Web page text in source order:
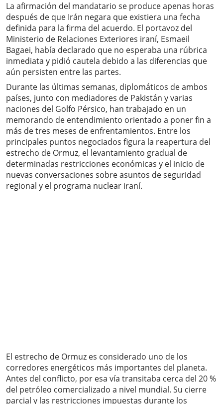
La afirmación del mandatario se produce apenas horas
después de que Irán negara que existiera una fecha
definida para la firma del acuerdo. El portavoz del
Ministerio de Relaciones Exteriores iraní, Esmaeil
Bagaei, había declarado que no esperaba una rúbrica
inmediata y pidió cautela debido a las diferencias que
aún persisten entre las partes.
Durante las últimas semanas, diplomáticos de ambos
países, junto con mediadores de Pakistán y varias
naciones del Golfo Pérsico, han trabajado en un
memorando de entendimiento orientado a poner fin a
más de tres meses de enfrentamientos. Entre los
principales puntos negociados figura la reapertura del
estrecho de Ormuz, el levantamiento gradual de
determinadas restricciones económicas y el inicio de
nuevas conversaciones sobre asuntos de seguridad
regional y el programa nuclear iraní.
El estrecho de Ormuz es considerado uno de los
corredores energéticos más importantes del planeta.
Antes del conflicto, por esa vía transitaba cerca del 20 %
del petróleo comercializado a nivel mundial. Su cierre
parcial y las restricciones impuestas durante los